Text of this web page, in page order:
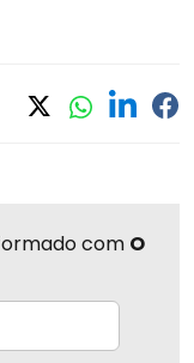
com O